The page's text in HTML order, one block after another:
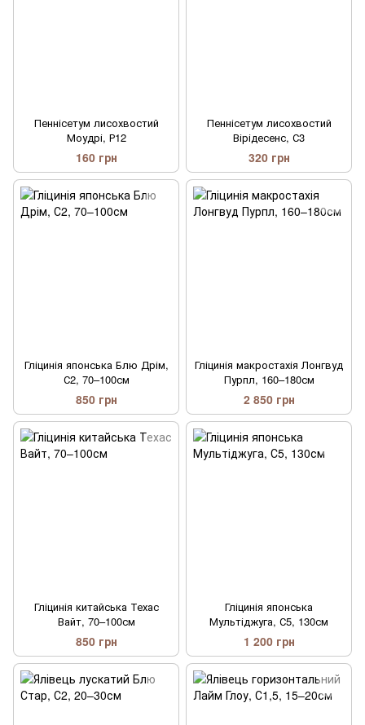
Пеннісетум лисохвостий
Моудрі, Р12
160 грн
Пеннісетум лисохвостий
Вірідесенс, С3
320 грн
Гліцинія японська Блю Дрім,
С2, 70–100см
850 грн
Гліцинія макростахія Лонгвуд
Пурпл, 160–180см
2 850 грн
Гліцинія китайська Техас
Вайт, 70–100см
850 грн
Гліцинія японська
Мультіджуга, С5, 130см
1 200 грн